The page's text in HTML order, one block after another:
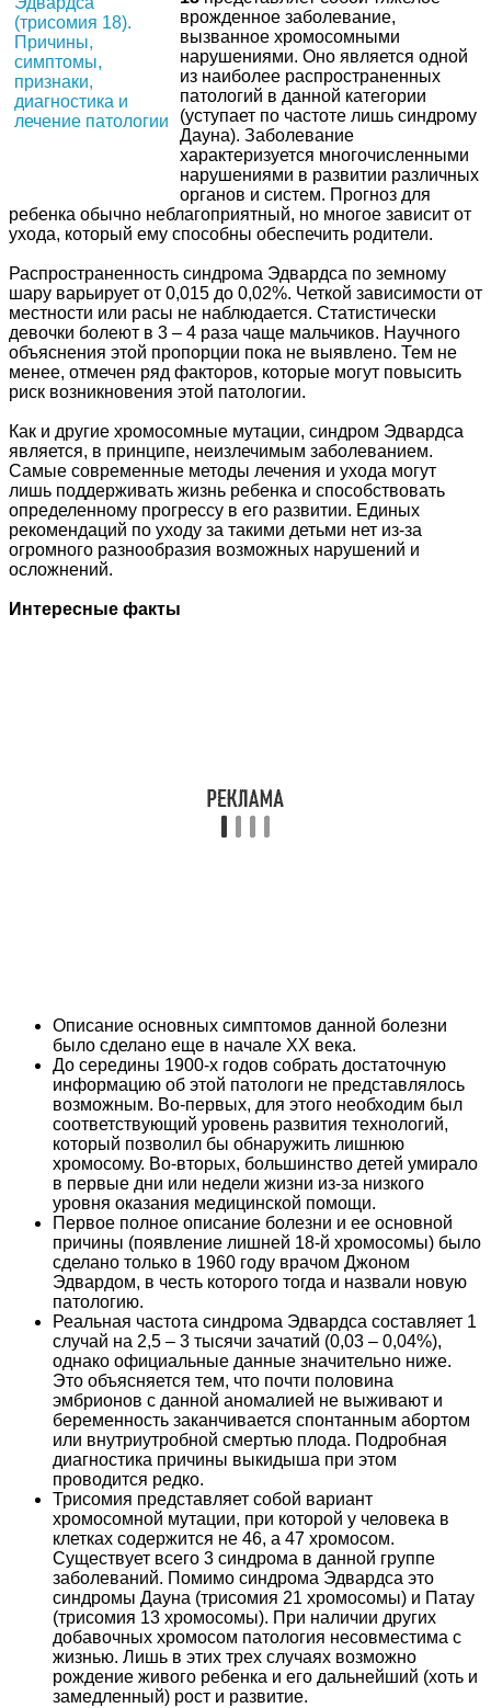
врожденное заболевание,
вызванное хромосомными
нарушениями. Оно является одной
из наиболее распространенных
патологий в данной категории
(уступает по частоте лишь синдрому
Дауна). Заболевание
характеризуется многочисленными
нарушениями в развитии различных
органов и систем. Прогноз для
ребенка обычно неблагоприятный, но многое зависит от
ухода, который ему способны обеспечить родители.
Распространенность синдрома Эдвардса по земному
шару варьирует от 0,015 до 0,02%. Четкой зависимости от
местности или расы не наблюдается. Статистически
девочки болеют в 3 – 4 раза чаще мальчиков. Научного
объяснения этой пропорции пока не выявлено. Тем не
менее, отмечен ряд факторов, которые могут повысить
риск возникновения этой патологии.
Как и другие хромосомные мутации, синдром Эдвардса
является, в принципе, неизлечимым заболеванием.
Самые современные методы лечения и ухода могут
лишь поддерживать жизнь ребенка и способствовать
определенному прогрессу в его развитии. Единых
рекомендаций по уходу за такими детьми нет из-за
огромного разнообразия возможных нарушений и
осложнений.
Интересные факты
Описание основных симптомов данной болезни
было сделано еще в начале XX века.
До середины 1900-х годов собрать достаточную
информацию об этой патологи не представлялось
возможным. Во-первых, для этого необходим был
соответствующий уровень развития технологий,
который позволил бы обнаружить лишнюю
хромосому. Во-вторых, большинство детей умирало
в первые дни или недели жизни из-за низкого
уровня оказания медицинской помощи.
Первое полное описание болезни и ее основной
причины (появление лишней 18-й хромосомы) было
сделано только в 1960 году врачом Джоном
Эдвардом, в честь которого тогда и назвали новую
патологию.
Реальная частота синдрома Эдвардса составляет 1
случай на 2,5 – 3 тысячи зачатий (0,03 – 0,04%),
однако официальные данные значительно ниже.
Это объясняется тем, что почти половина
эмбрионов с данной аномалией не выживают и
беременность заканчивается спонтанным абортом
или внутриутробной смертью плода. Подробная
диагностика причины выкидыша при этом
проводится редко.
Трисомия представляет собой вариант
хромосомной мутации, при которой у человека в
клетках содержится не 46, а 47 хромосом.
Существует всего 3 синдрома в данной группе
заболеваний. Помимо синдрома Эдвардса это
синдромы Дауна (трисомия 21 хромосомы) и Патау
(трисомия 13 хромосомы). При наличии других
добавочных хромосом патология несовместима с
жизнью. Лишь в этих трех случаях возможно
рождение живого ребенка и его дальнейший (хоть и
замедленный) рост и развитие.